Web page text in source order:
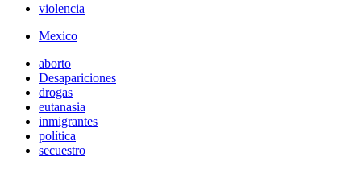
violencia
Mexico
aborto
Desapariciones
drogas
eutanasia
inmigrantes
política
secuestro